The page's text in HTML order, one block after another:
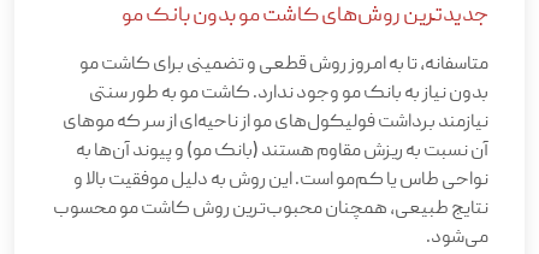
جدیدترین روش‌های کاشت مو بدون بانک مو
متاسفانه، تا به امروز روش قطعی و تضمینی برای کاشت مو
بدون نیاز به بانک مو وجود ندارد. کاشت مو به طور سنتی
نیازمند برداشت فولیکول‌های مو از ناحیه‌ای از سر که موهای
آن نسبت به ریزش مقاوم هستند (بانک مو) و پیوند آن‌ها به
نواحی طاس یا کم‌مو است. این روش به دلیل موفقیت بالا و
نتایج طبیعی، همچنان محبوب‌ترین روش کاشت مو محسوب
می‌شود.